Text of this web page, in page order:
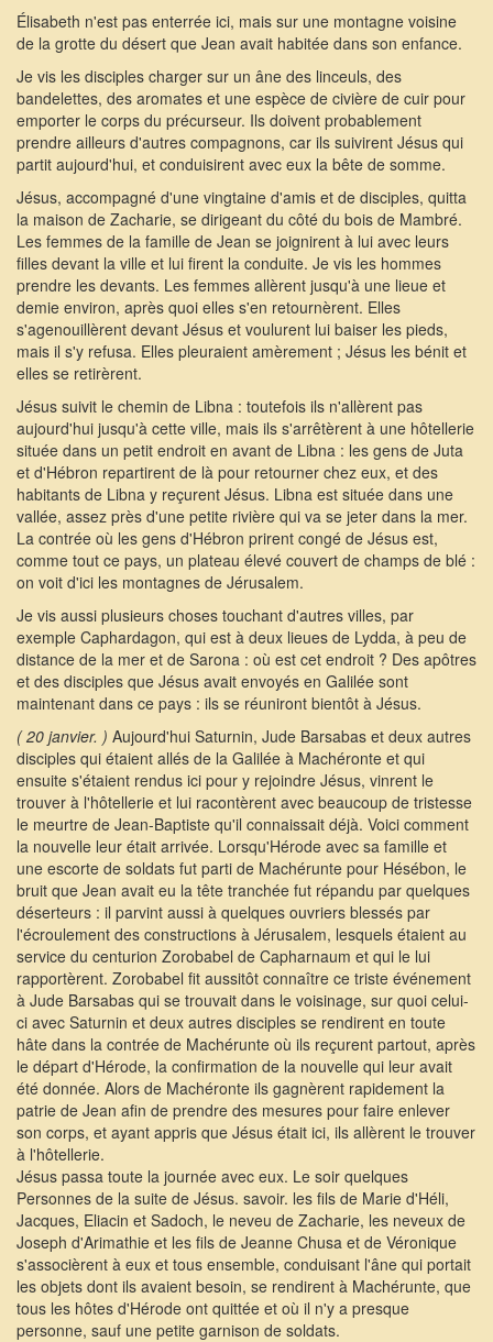
Élisabeth n'est pas enterrée ici, mais sur une montagne voisine
de la grotte du désert que Jean avait habitée dans son enfance.
Je vis les disciples charger sur un âne des linceuls, des
bandelettes, des aromates et une espèce de civière de cuir pour
emporter le corps du précurseur. Ils doivent probablement
prendre ailleurs d'autres compagnons, car ils suivirent Jésus qui
partit aujourd'hui, et conduisirent avec eux la bête de somme.
Jésus, accompagné d'une vingtaine d'amis et de disciples, quitta
la maison de Zacharie, se dirigeant du côté du bois de Mambré.
Les femmes de la famille de Jean se joignirent à lui avec leurs
filles devant la ville et lui firent la conduite. Je vis les hommes
prendre les devants. Les femmes allèrent jusqu'à une lieue et
demie environ, après quoi elles s'en retournèrent. Elles
s'agenouillèrent devant Jésus et voulurent lui baiser les pieds,
mais il s'y refusa. Elles pleuraient amèrement ; Jésus les bénit et
elles se retirèrent.
Jésus suivit le chemin de Libna : toutefois ils n'allèrent pas
aujourd'hui jusqu'à cette ville, mais ils s'arrêtèrent à une hôtellerie
située dans un petit endroit en avant de Libna : les gens de Juta
et d'Hébron repartirent de là pour retourner chez eux, et des
habitants de Libna y reçurent Jésus. Libna est située dans une
vallée, assez près d'une petite rivière qui va se jeter dans la mer.
La contrée où les gens d'Hébron prirent congé de Jésus est,
comme tout ce pays, un plateau élevé couvert de champs de blé :
on voit d'ici les montagnes de Jérusalem.
Je vis aussi plusieurs choses touchant d'autres villes, par
exemple Caphardagon, qui est à deux lieues de Lydda, à peu de
distance de la mer et de Sarona : où est cet endroit ? Des apôtres
et des disciples que Jésus avait envoyés en Galilée sont
maintenant dans ce pays : ils se réuniront bientôt à Jésus.
( 20 janvier. ) Aujourd'hui Saturnin, Jude Barsabas et deux autres
disciples qui étaient allés de la Galilée à Machéronte et qui
ensuite s'étaient rendus ici pour y rejoindre Jésus, vinrent le
trouver à l'hôtellerie et lui racontèrent avec beaucoup de tristesse
le meurtre de Jean-Baptiste qu'il connaissait déjà. Voici comment
la nouvelle leur était arrivée. Lorsqu'Hérode avec sa famille et
une escorte de soldats fut parti de Machérunte pour Hésébon, le
bruit que Jean avait eu la tête tranchée fut répandu par quelques
déserteurs : il parvint aussi à quelques ouvriers blessés par
l'écroulement des constructions à Jérusalem, lesquels étaient au
service du centurion Zorobabel de Capharnaum et qui le lui
rapportèrent. Zorobabel fit aussitôt connaître ce triste événement
à Jude Barsabas qui se trouvait dans le voisinage, sur quoi celui-
ci avec Saturnin et deux autres disciples se rendirent en toute
hâte dans la contrée de Machérunte où ils reçurent partout, après
le départ d'Hérode, la confirmation de la nouvelle qui leur avait
été donnée. Alors de Machéronte ils gagnèrent rapidement la
patrie de Jean afin de prendre des mesures pour faire enlever
son corps, et ayant appris que Jésus était ici, ils allèrent le trouver
à l'hôtellerie.
Jésus passa toute la journée avec eux. Le soir quelques
Personnes de la suite de Jésus. savoir. les fils de Marie d'Héli,
Jacques, Eliacin et Sadoch, le neveu de Zacharie, les neveux de
Joseph d'Arimathie et les fils de Jeanne Chusa et de Véronique
s'associèrent à eux et tous ensemble, conduisant l'âne qui portait
les objets dont ils avaient besoin, se rendirent à Machérunte, que
tous les hôtes d'Hérode ont quittée et où il n'y a presque
personne, sauf une petite garnison de soldats.